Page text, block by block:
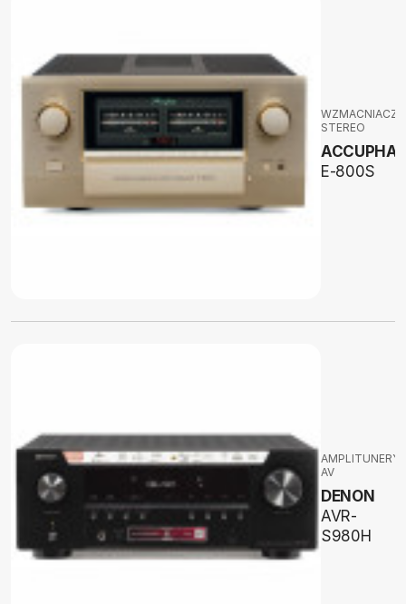
WZMACNIACZE
STEREO
E-800S
AMPLITUNERY
AV
DENON
AVR-
S980H